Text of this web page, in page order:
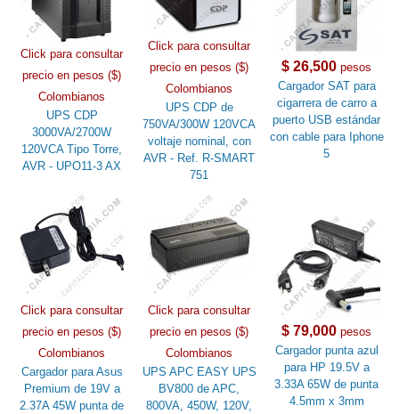
Click para consultar
precio en pesos ($)
Colombianos
UPS CDP
3000VA/2700W
120VCA Tipo Torre,
AVR - UPO11-3 AX
Click para consultar
precio en pesos ($)
Colombianos
UPS CDP de
750VA/300W 120VCA
voltaje nominal, con
AVR - Ref. R-SMART
751
$ 26,500 pesos
Cargador SAT para
cigarrera de carro a
puerto USB estándar
con cable para Iphone
5
Click para consultar
precio en pesos ($)
Colombianos
Cargador para Asus
Premium de 19V a
2.37A 45W punta de
Click para consultar
precio en pesos ($)
Colombianos
UPS APC EASY UPS
BV800 de APC,
800VA, 450W, 120V,
$ 79,000 pesos
Cargador punta azul
para HP 19.5V a
3.33A 65W de punta
4.5mm x 3mm